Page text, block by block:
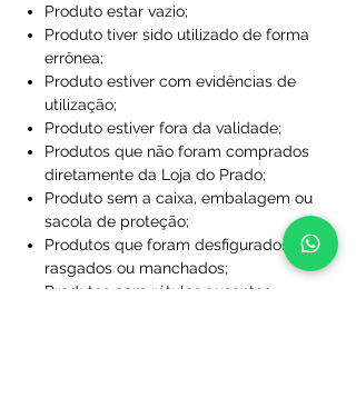
Produto estar vazio;
Produto tiver sido utilizado de forma
errônea;
Produto estiver com evidências de
utilização;
Produto estiver fora da validade;
Produtos que não foram comprados
diretamente da Loja do Prado;
Produto sem a caixa, embalagem ou
sacola de proteção;
Produtos que foram desfigurados,
rasgados ou manchados;
Produtos com rótulos ausentes;